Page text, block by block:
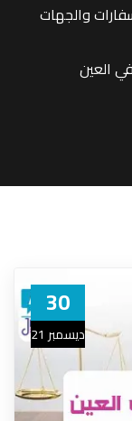
والجهات
30
ديسمبر 21